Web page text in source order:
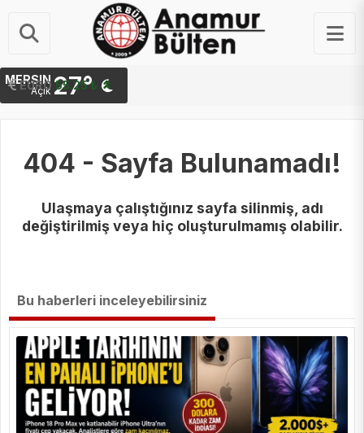
EURO
STERLIN 64.48 ₺
MERSIN
Açık 27°
404 - Sayfa Bulunamadı!
Ulaşmaya çalıştığınız sayfa silinmiş, adı
değiştirilmiş veya hiç oluşturulmamış olabilir.
Bu haberleri inceleyebilirsiniz